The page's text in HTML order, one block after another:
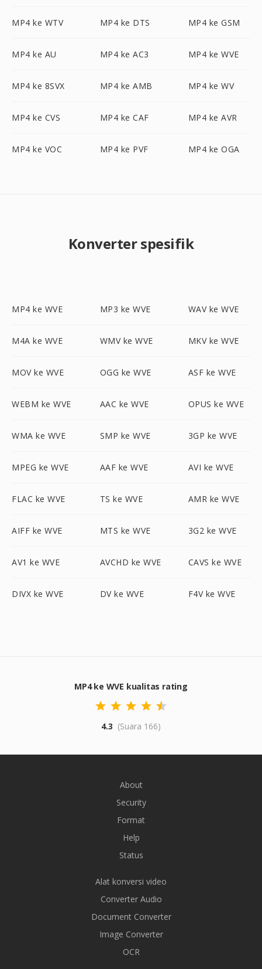
MP4 ke WTV MP4 ke DTS MP4 ke GSM
MP4 ke AU MP4 ke AC3 MP4 ke WVE
MP4 ke 8SVX MP4 ke AMB MP4 ke WV
MP4 ke CVS MP4 ke CAF MP4 ke AVR
MP4 ke VOC MP4 ke PVF MP4 ke OGA
Konverter spesifik
MP4 ke WVE MP3 ke WVE WAV ke WVE
M4A ke WVE WMV ke WVE MKV ke WVE
MOV ke WVE OGG ke WVE ASF ke WVE
WEBM ke WVE AAC ke WVE OPUS ke WVE
WMA ke WVE SMP ke WVE 3GP ke WVE
MPEG ke WVE AAF ke WVE AVI ke WVE
FLAC ke WVE TS ke WVE AMR ke WVE
AIFF ke WVE MTS ke WVE 3G2 ke WVE
AV1 ke WVE AVCHD ke WVE CAVS ke WVE
DIVX ke WVE DV ke WVE F4V ke WVE
MP4 ke WVE kualitas rating
4.3 (Suara 166)
About
Security
Format
Help
Status
Alat konversi video
Converter Audio
Document Converter
Image Converter
OCR